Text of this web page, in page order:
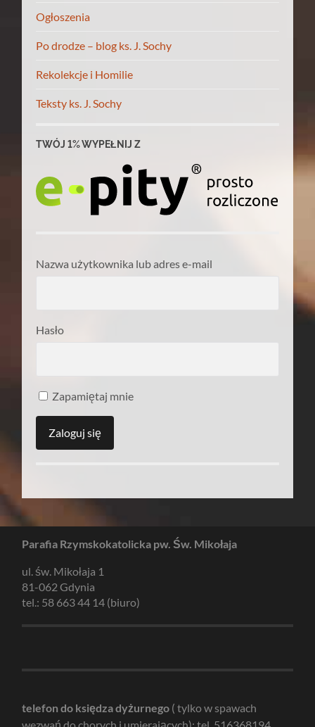
Ogłoszenia
Po drodze – blog ks. J. Sochy
Rekolekcje i Homilie
Teksty ks. J. Sochy
TWÓJ 1% WYPEŁNIJ Z
Nazwa użytkownika lub adres e-mail
Hasło
Zapamiętaj mnie
Parafia Rzymskokatolicka pw. Św. Mikołaja
ul. św. Mikołaja 1
81-062 Gdynia
tel.: 58 663 44 14 (biuro)
telefon do księdza dyżurnego ( tylko w spawach